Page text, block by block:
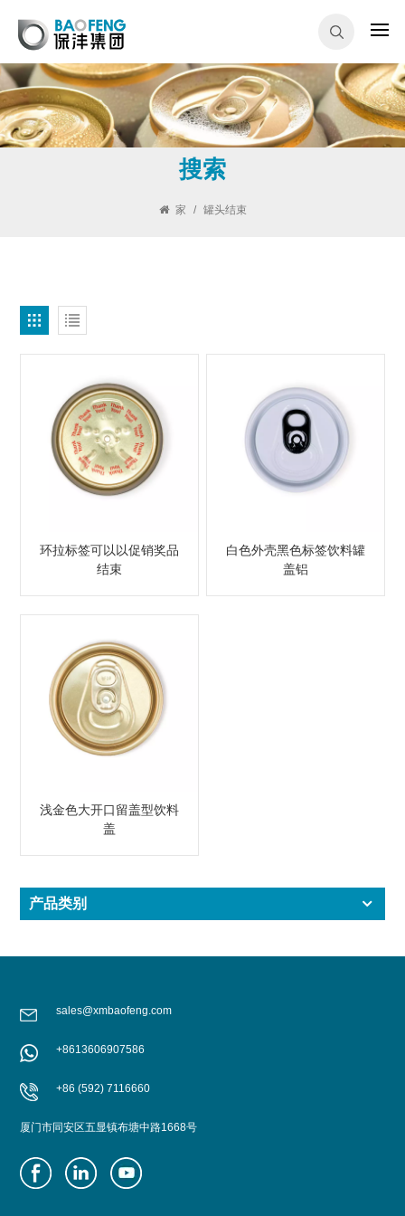
搜索
家 / 罐头结束
环拉标签可以以促销奖品
结束
白色外壳黑色标签饮料罐
盖铝
浅金色大开口留盖型饮料
盖
产品类别
sales@xmbaofeng.com
+8613606907586
+86 (592) 7116660
厦门市同安区五显镇布塘中路1668号